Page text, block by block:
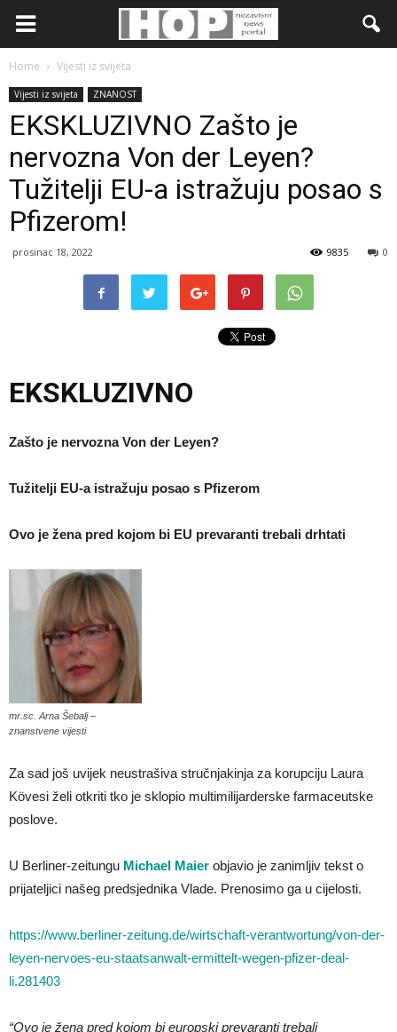
Home Vijesti iz svijeta
Vijesti iz svijeta ZNANOST
EKSKLUZIVNO Zašto je
nervozna Von der Leyen?
Tužitelji EU-a istražuju posao s
Pfizerom!
prosinac 18, 2022 0
9835
EKSKLUZIVNO
Zašto je nervozna Von der Leyen?
Tužitelji EU-a istražuju posao s Pfizerom
Ovo je žena pred kojom bi EU prevaranti trebali drhtati
mr.sc. Arna Šebalj –
znanstvene vijesti
Za sad još uvijek neustrašiva stručnjakinja za korupciju Laura
Kövesi želi otkriti tko je sklopio multimilijarderske farmaceutske
poslove.
U Berliner-zeitungu Michael Maier objavio je zanimljiv tekst o
prijateljici našeg predsjednika Vlade. Prenosimo ga u cijelosti.
https://www.berliner-zeitung.de/wirtschaft-verantwortung/von-der-
leyen-nervoes-eu-staatsanwalt-ermittelt-wegen-pfizer-deal-
li.281403
“Ovo je žena pred kojom bi europski prevaranti trebali